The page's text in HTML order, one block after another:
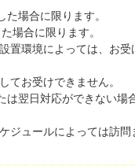
場合に限ります。
場合に限ります。
置環境によっては、お受
てお受けできません。
は翌日対応ができない場
ジュールによっては訪問